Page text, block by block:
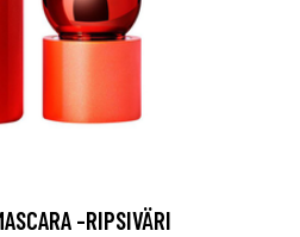
-RIPSIVÄRI